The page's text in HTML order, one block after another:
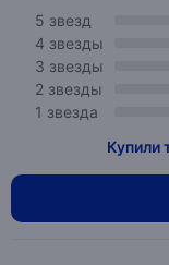
5 звезд
4 звезды
3 звезды
2 звезды
1 звезда
Купили